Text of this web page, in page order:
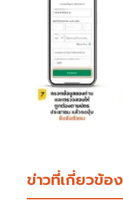
ข่าวที่เกี่ยวข้อง